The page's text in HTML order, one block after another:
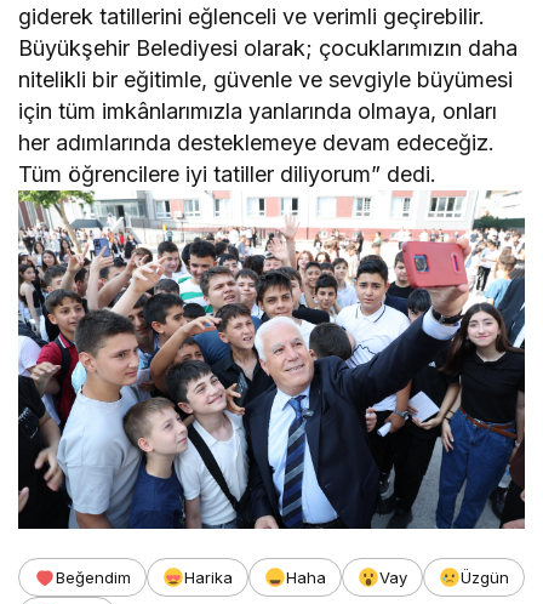
giderek tatillerini eğlenceli ve verimli geçirebilir.
Büyükşehir Belediyesi olarak; çocuklarımızın daha
nitelikli bir eğitimle, güvenle ve sevgiyle büyümesi
için tüm imkânlarımızla yanlarında olmaya, onları
her adımlarında desteklemeye devam edeceğiz.
Tüm öğrencilere iyi tatiller diliyorum” dedi.
Beğendim Harika Haha Vay
Üzgün